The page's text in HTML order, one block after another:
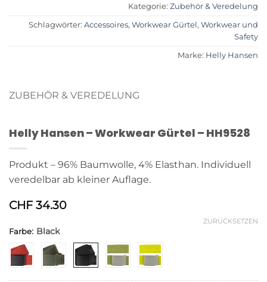
Kategorie: Zubehör & Veredelung
Schlagwörter: Accessoires, Workwear Gürtel, Workwear und
Safety
Marke: Helly Hansen
ZUBEHÖR & VEREDELUNG
Helly Hansen – Workwear Gürtel – HH9528
Produkt – 96% Baumwolle, 4% Elasthan. Individuell
veredelbar ab kleiner Auflage.
CHF 34.30
Farbe: Black
ZURÜCKSETZEN
Alternative: